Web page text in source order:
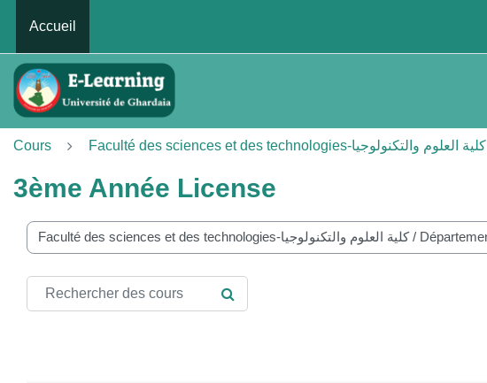
Accueil
Cours Faculté des sciences et des technologies-كلية العلوم والتكنولوجيا
3ème Année License
de cours
Rechercher des cours
RECHERCHER DES COURS